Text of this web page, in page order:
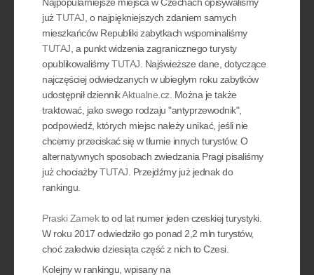
jużTUTAJ , o najpiękniejszych zdaniem samych
mieszkańców Republiki zabytkach wspominaliśmy
TUTAJ , a punkt widzenia zagranicznego turysty
opublikowaliśmyTUTAJ . Najświeższe dane, dotyczące
najczęściej odwiedzanych w ubiegłym roku zabytków
udostępnił dziennikAktualne.cz . Można je także
traktować, jako swego rodzaju "antyprzewodnik",
podpowiedź, których miejsc należy unikać, jeśli nie
chcemy przeciskać się w tłumie innych turystów. O
alternatywnych sposobach zwiedzania Pragi pisaliśmy
już chociażbyTUTAJ . Przejdźmy już jednak do
rankingu.
Praski Zamekto od lat numer jeden czeskiej turystyki.
W roku 2017 odwiedziło go ponad 2,2 mln turystów,
choć zaledwie dziesiąta część z nich to Czesi.
Kolejny w rankingu, wpisany na